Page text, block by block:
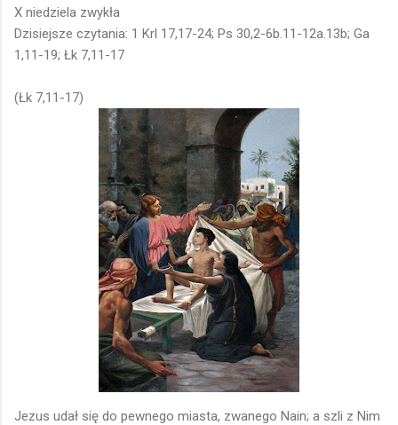
X niedziela zwykła
Dzisiejsze czytania: 1 Krl 17,17-24; Ps 30,2-6b.11-12a.13b; Ga
1,11-19; Łk 7,11-17
(Łk 7,11-17)
Jezus udał się do pewnego miasta, zwanego Nain; a szli z Nim